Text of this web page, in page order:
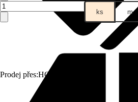
Prodej přes:HORNBACH
ks m